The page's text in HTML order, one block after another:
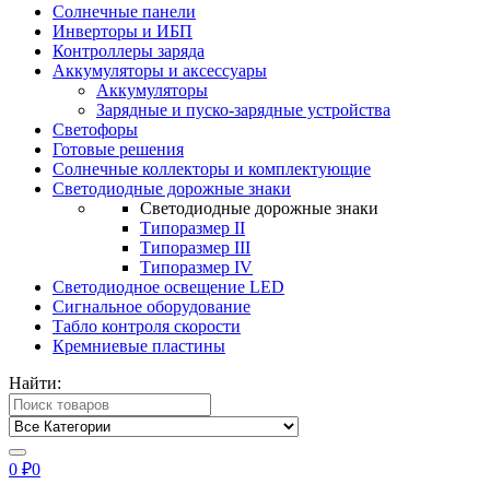
Солнечные панели
Инверторы и ИБП
Контроллеры заряда
Аккумуляторы и аксессуары
Аккумуляторы
Зарядные и пуско-зарядные устройства
Светофоры
Готовые решения
Солнечные коллекторы и комплектующие
Светодиодные дорожные знаки
Светодиодные дорожные знаки
Типоразмер II
Типоразмер III
Типоразмер IV
Светодиодное освещение LED
Сигнальное оборудование
Табло контроля скорости
Кремниевые пластины
Найти:
0 ₽0